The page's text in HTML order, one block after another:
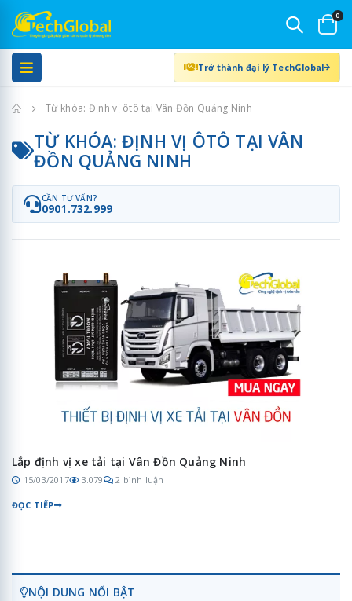
0
Trở thành đại lý TechGlobal
Trang chủTừ khóa: Định vị ôtô tại Vân Đồn Quảng Ninh
TỪ KHÓA: ĐỊNH VỊ ÔTÔ TẠI VÂN
ĐỒN QUẢNG NINH
CẦN TƯ VẤN?
0901.732.999
Lắp định vị xe tải tại Vân Đồn Quảng Ninh
15/03/2017 3.079 2 bình luận
ĐỌC TIẾP
NỘI DUNG NỔI BẬT